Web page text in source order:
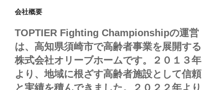
会社概要
TOPTIER Fighting Championshipの運営
は、高知県須崎市で高齢者事業を展開する
株式会社オリーブホームです。２０１３年
より、地域に根ざす高齢者施設として信頼
と実績を積んできました。２０２２年より